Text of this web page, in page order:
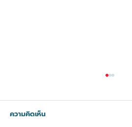
ความคิดเห็น